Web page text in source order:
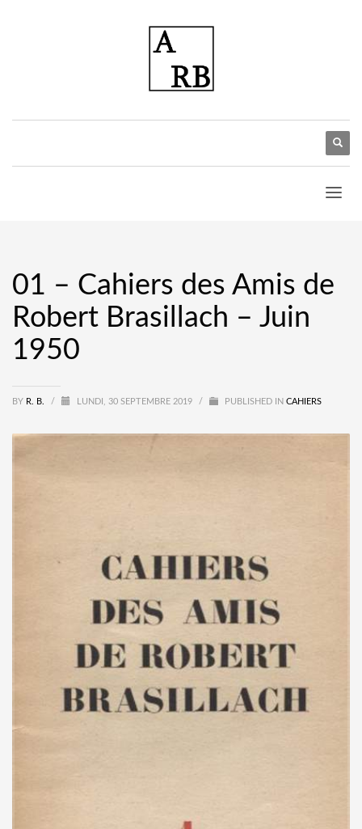
01 – Cahiers des Amis de
Robert Brasillach – Juin
1950
BY R. B. / LUNDI, 30 SEPTEMBRE 2019 / PUBLISHED IN CAHIERS